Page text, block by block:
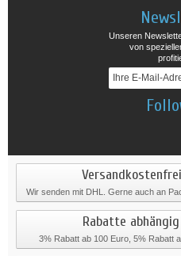
Unseren
von
Wir senden mit DHL. Gerne auch an
Rabatte
3% Rabatt ab 100 Euro, 5% Rabatt